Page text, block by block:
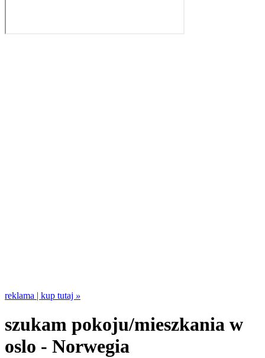
reklama | kup tutaj »
szukam pokoju/mieszkania w
oslo - Norwegia